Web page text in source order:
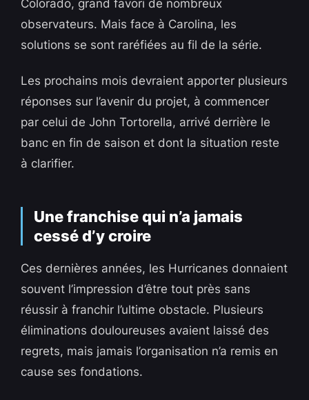
Colorado, grand favori de nombreux
observateurs. Mais face à Carolina, les
solutions se sont raréfiées au fil de la série.
Les prochains mois devraient apporter plusieurs
réponses sur l’avenir du projet, à commencer
par celui de John Tortorella, arrivé derrière le
banc en fin de saison et dont la situation reste
à clarifier.
Une franchise qui n’a jamais
cessé d’y croire
Ces dernières années, les Hurricanes donnaient
souvent l’impression d’être tout près sans
réussir à franchir l’ultime obstacle. Plusieurs
éliminations douloureuses avaient laissé des
regrets, mais jamais l’organisation n’a remis en
cause ses fondations.